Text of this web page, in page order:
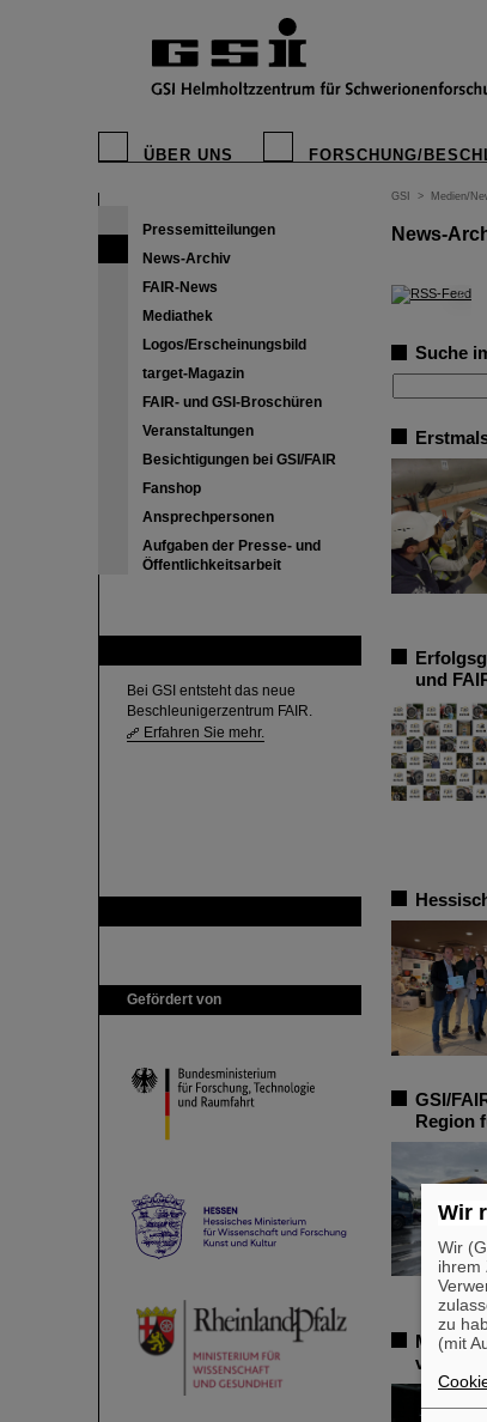
ÜBER UNS FORSCHUNG/
Pressemitteilungen
News-Archiv
FAIR-News
Mediathek
Logos/Erscheinungsbild
target-Magazin
FAIR- und GSI-Broschüren
Veranstaltungen
Besichtigungen bei GSI/FAIR
Fanshop
Ansprechpersonen
Aufgaben der Presse- und
Öffentlichkeitsarbeit
Bei GSI entsteht das neue
Beschleunigerzentrum FAIR.
Erfahren Sie mehr.
Gefördert von
GSI > Medien/
News-
©
Suche
und
GSI/
Region
von
Wir
Wir
ihrem
zu
(mit